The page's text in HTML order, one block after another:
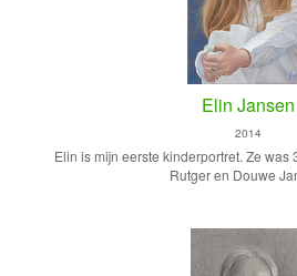
Elin Jansen
2014
Elin is mijn eerste kinderportret. Ze was
Rutger en Douwe